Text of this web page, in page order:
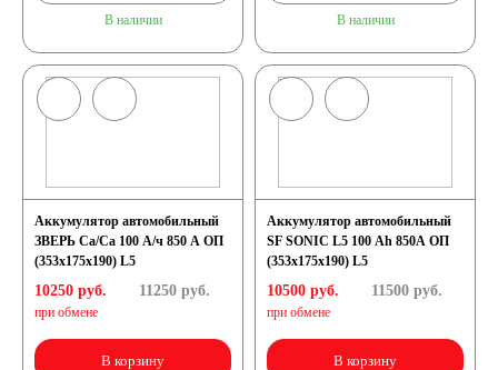
98 А/ч
Аккумуляторы для
автомобилей
Емкость (A/H)
В наличии В наличии
Аккумулятор автомобильный
ЗВЕРЬ Са/Са 100 А/ч 850 A ОП
(353x175x190) L5
10250 руб.
при обмене
11250руб.
В корзину
Аккумулятор автомобильный
SF SONIC L5 100 Ah 850A ОП
(353x175x190) L5
10500 руб.
при обмене
11500руб.
В корзину